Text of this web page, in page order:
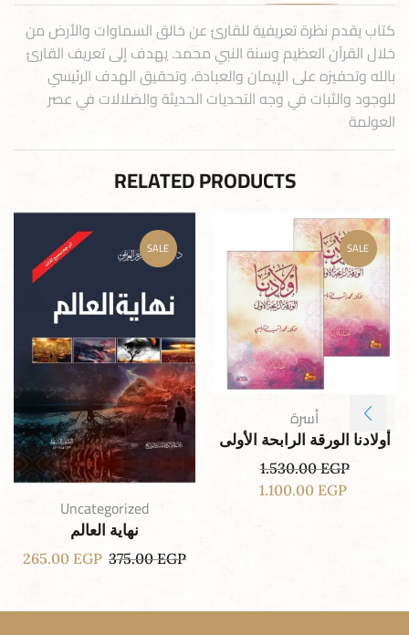
كتاب يقدم نظرة تعريفية للقارئ عن خالق السماوات والأرض من
خلال القرآن العظيم وسنة النبي محمد. يهدف إلى تعريف القارئ
بالله وتحفيزه على الإيمان والعبادة، وتحقيق الهدف الرئيسي
للوجود والثبات في وجه التحديات الحديثة والضلالات في عصر
العولمة
RELATED PRODUCTS
SALE
أسرة
أولادنا الورقة الرابحة الأولى
1.530.00EGP
1.100.00 EGP
SALE
Uncategorized
نهاية العالم
375.00EGP
265.00 EGP